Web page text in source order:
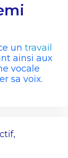
un travail
ainsi aux
vocale
sa voix.